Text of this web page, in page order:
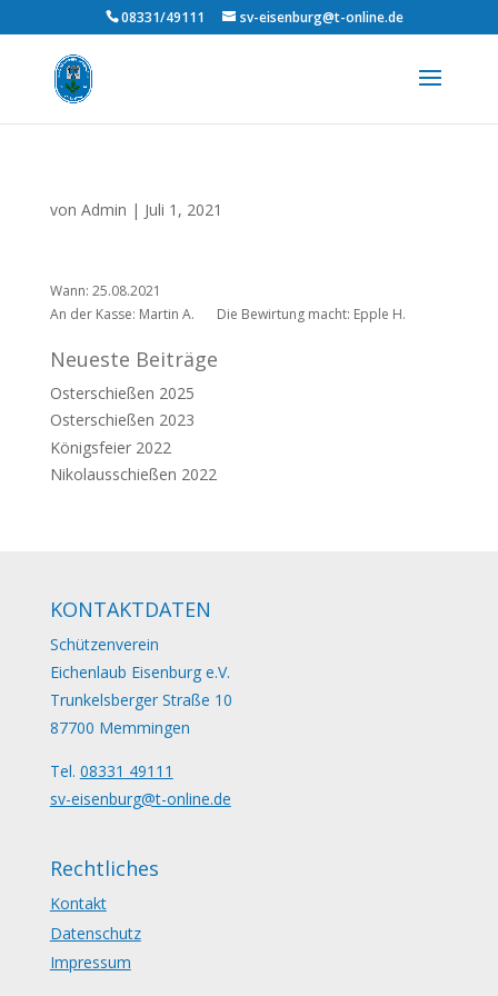
08331/49111 sv-eisenburg@t-online.de
von Admin | Juli 1, 2021
Wann: 25.08.2021
An der Kasse: Martin A.
Die Bewirtung macht: Epple H.
Neueste Beiträge
Osterschießen 2025
Osterschießen 2023
Königsfeier 2022
Nikolausschießen 2022
KONTAKTDATEN
Schützenverein
Eichenlaub Eisenburg e.V.
Trunkelsberger Straße 10
87700 Memmingen
Tel. 08331 49111
sv-eisenburg@t-online.de
Rechtliches
Kontakt
Datenschutz
Impressum